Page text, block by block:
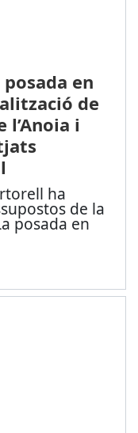
posada en
de
l’Anoia i
ha
de la
posada en